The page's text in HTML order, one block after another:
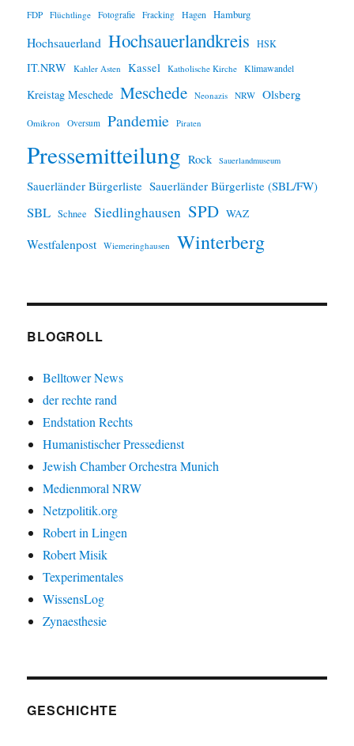
iFDP Flüchtlinge Fotografie Fracking Hagen Hamburg
Hochsauerland Hochsauerlandkreis HSK
IT.NRW Kahler Asten Kassel Katholische Kirche Klimawandel
Kreistag Meschede Meschede Neonazis NRW Olsberg
Omikron Oversum Pandemie Piraten
Pressemitteilung Rock Sauerlandmuseum
Sauerländer Bürgerliste Sauerländer Bürgerliste (SBL/FW)
SBL Schnee Siedlinghausen SPD WAZ
Westfalenpost Wiemeringhausen Winterberg
BLOGROLL
Belltower News
der rechte rand
Endstation Rechts
Humanistischer Pressedienst
Jewish Chamber Orchestra Munich
Medienmoral NRW
Netzpolitik.org
Robert in Lingen
Robert Misik
Texperimentales
WissensLog
Zynaesthesie
GESCHICHTE